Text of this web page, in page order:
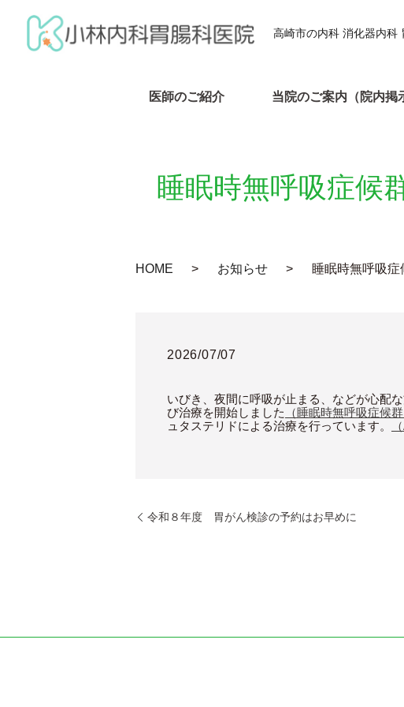
高崎市の内科 消化器内科
医師のご紹介 当院のご案内（院内掲
睡眠時無呼吸症候
HOME お知らせ 睡眠時無呼吸
2026/07/07
いびき、夜間に呼吸が止まる、などが心配
び治療を開始しました
（睡眠時無呼吸症候群
ュタステリドによる治療を行っています。
令和８年度 胃がん検診の予約はお早めに